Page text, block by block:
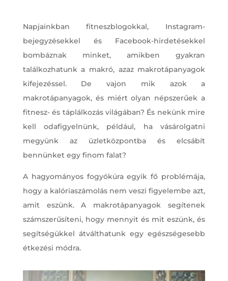
Napjainkban fitneszblogokkal, Instagram-
bejegyzésekkel és Facebook-hirdetésekkel
bombáznak minket, amikben gyakran
találkozhatunk a makró, azaz makrotápanyagok
kifejezéssel. De vajon mik azok a
makrotápanyagok, és miért olyan népszerűek a
fitnesz- és táplálkozás világában? És nekünk mire
kell odafigyelnünk, például, ha vásárolgatni
megyünk az üzletközpontba és elcsábít
bennünket egy finom falat?
A hagyományos fogyókúra egyik fő problémája,
hogy a kalóriaszámolás nem veszi figyelembe azt,
amit eszünk. A makrotápanyagok segítenek
számszerűsíteni, hogy mennyit és mit eszünk, és
segítségükkel átválthatunk egy egészségesebb
étkezési módra.